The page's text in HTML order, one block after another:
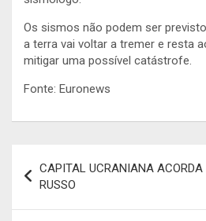
Os sismos não podem ser
a terra vai voltar a tremer e resta
mitigar uma possível catástrofe.
Fonte: Euronews
de
artigos
CAPITAL UCRANIANA ACORDA
RUSSO